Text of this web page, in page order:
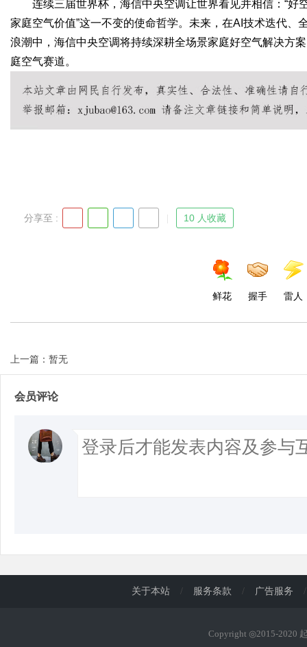
连续三届世界杯，海信中央空调让世界看见并相信：“好
家庭空气价值”这一不变的使命哲学。未来，在AI技术迭代
浪潮中，海信中央空调将持续深耕全场景家庭好空气解决方
庭空气赛道。
分享至 : 10 人收藏
鲜花 握手 雷人
上一篇：暂无
会员评论
关于本站 / 服务条款 / 广告服务 /
Copyright ◎2015-2020